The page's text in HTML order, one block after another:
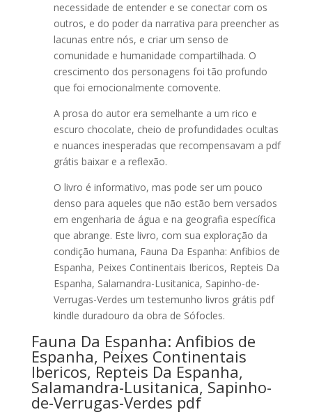
necessidade de entender e se conectar com os
outros, e do poder da narrativa para preencher as
lacunas entre nós, e criar um senso de
comunidade e humanidade compartilhada. O
crescimento dos personagens foi tão profundo
que foi emocionalmente comovente.
A prosa do autor era semelhante a um rico e
escuro chocolate, cheio de profundidades ocultas
e nuances inesperadas que recompensavam a pdf
grátis baixar e a reflexão.
O livro é informativo, mas pode ser um pouco
denso para aqueles que não estão bem versados
em engenharia de água e na geografia específica
que abrange. Este livro, com sua exploração da
condição humana, Fauna Da Espanha: Anfibios de
Espanha, Peixes Continentais Ibericos, Repteis Da
Espanha, Salamandra-Lusitanica, Sapinho-de-
Verrugas-Verdes um testemunho livros grátis pdf
kindle duradouro da obra de Sófocles.
Fauna Da Espanha: Anfibios de
Espanha, Peixes Continentais
Ibericos, Repteis Da Espanha,
Salamandra-Lusitanica, Sapinho-
de-Verrugas-Verdes pdf